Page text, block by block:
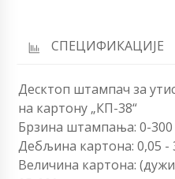
СПЕЦИФИКАЦИЈЕ
Десктоп штампач за
на картону „КП-38“
Брзина штампања: 0-300
Дебљина картона: 0,05 -
Величина картона: